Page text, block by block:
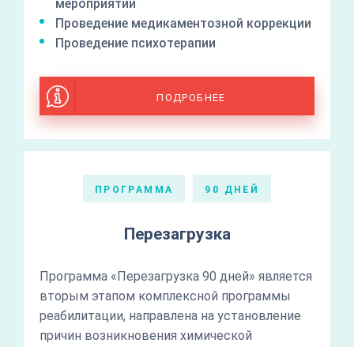
мероприятий
Проведение медикаментозной коррекции
Проведение психотерапии
ПОДРОБНЕЕ
ПРОГРАММА 90 ДНЕЙ
Перезагрузка
Программа «Перезагрузка 90 дней» является
вторым этапом комплексной программы
реабилитации, направлена на установление
причин возникновения химической